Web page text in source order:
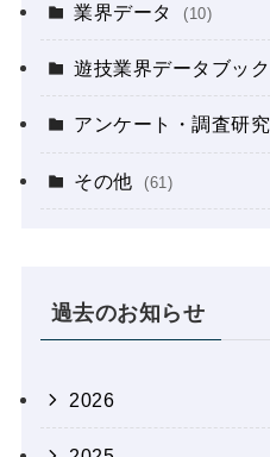
業界データ (10)
遊技業界データブック
アンケート・調査研究
その他 (61)
過去のお知らせ
2026